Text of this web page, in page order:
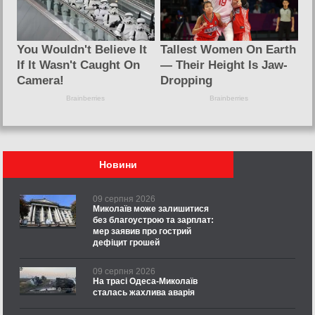
Новини
09 серпня 2026
Миколаїв може залишитися
без благоустрою та зарплат:
мер заявив про гострий
дефіцит грошей
09 серпня 2026
На трасі Одеса-Миколаїв
сталась жахлива аварія